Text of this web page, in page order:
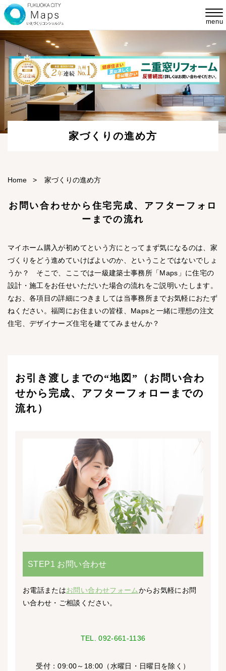
menu
家づくりの進め方
Home > 家づくりの進め方
お問い合わせから住宅完成、アフターフォロ
ーまでの流れ
マイホーム購入が初めてという方にとってまず気になるのは、家
づくりをどう進めていけばよいのか、ということではないでしょ
うか？ そこで、ここでは一級建築士事務所「Maps」に住宅の
設計・施工をお任せいただいた場合の流れをご説明いたします。
なお、各項目の詳細につきましては当事務所までお気軽におたず
ねください。福岡にお住まいの皆様、Mapsと一緒に理想の注文
住宅、デザイナーズ住宅を建ててみませんか？
お引き渡しまでの“地図”（お問い合わ
せから完成、アフターフォローまでの
流れ）
STEP1 お問い合わせ
お電話またはお問い合わせフォームからお気軽にお問
い合わせ・ご相談ください。
TEL. 092-661-1136
受付：09:00～18:00（水曜日・日曜日を除く）